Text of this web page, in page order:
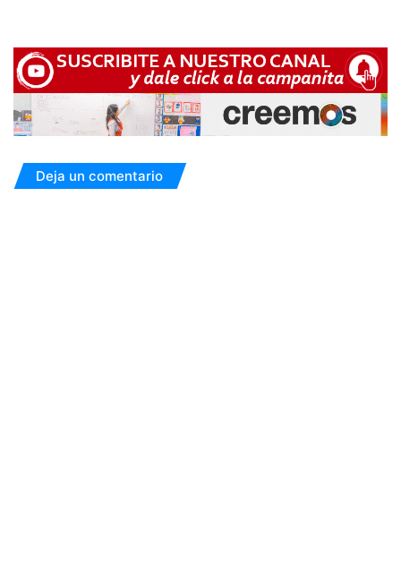
Deja un comentario